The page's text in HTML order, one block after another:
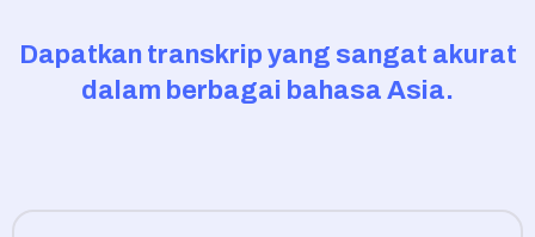
Dapatkan transkrip yang sangat akurat
dalam berbagai bahasa Asia.